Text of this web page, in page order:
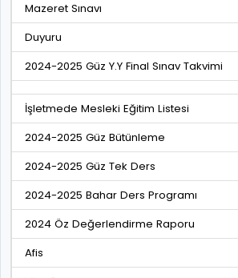
Mazeret Sınavı
Duyuru
2024-2025 Güz Y.Y Final Sınav Takvimi
İşletmede Mesleki Eğitim Listesi
2024-2025 Güz Bütünleme
2024-2025 Güz Tek Ders
2024-2025 Bahar Ders Programı
2024 Öz Değerlendirme Raporu
Afis